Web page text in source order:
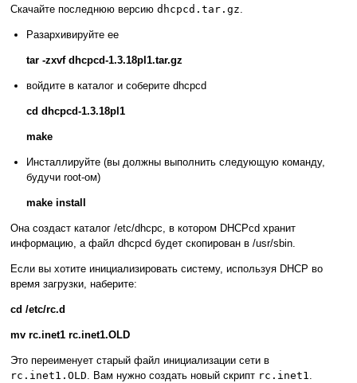
Скачайте последнюю версию dhcpcd.tar.gz
Разархивируйте ее
tar -zxvf dhcpcd-1.3.18pl1.tar.gz
войдите в каталог и соберите dhcpcd
cd dhcpcd-1.3.18pl1
make
Инсталлируйте (вы должны выполнить следующую команду,
будучи root-ом)
make install
Она создаст каталог /etc/dhcpc, в котором DHCPcd хранит
информацию, а файл dhcpcd будет скопирован в /usr/sbin.
Если вы хотите инициализировать систему, используя DHCP во
время загрузки, наберите:
cd /etc/rc.d
mv rc.inet1 rc.inet1.OLD
Это переименует старый файл инициализации сети в
rc.inet1.OLD . Вам нужно создать новый скрипт rc.inet1